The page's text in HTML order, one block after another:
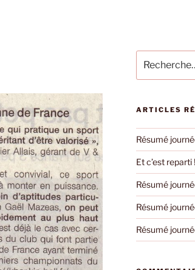
pour
:
ARTICLES
Résumé
Et c’est reparti !
Résumé
Résumé
Résumé